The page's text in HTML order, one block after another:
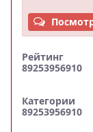
Рейтинг
89253956910
Категории
89253956910